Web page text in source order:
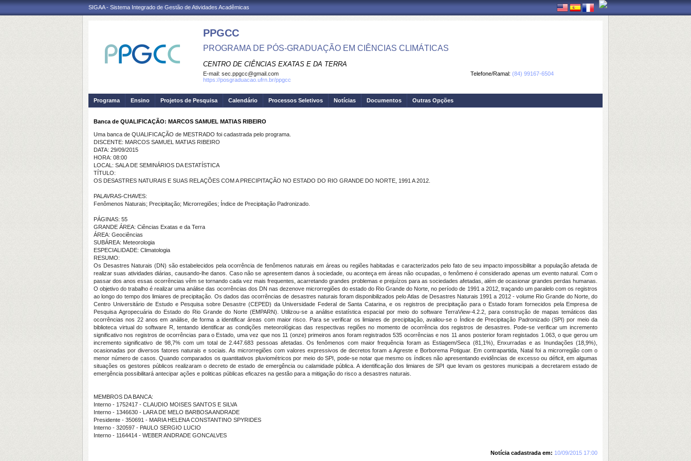
SIGAA - Sistema Integrado de Gestão de Atividades Acadêmicas
PPGCC
PROGRAMA DE PÓS-GRADUAÇÃO EM CIÊNCIAS CLIMÁTICAS
CENTRO DE CIÊNCIAS EXATAS E DA TERRA
Telefone/Ramal: (84) 99167-6504
E-mail: sec.ppgcc@gmail.com
https://posgraduacao.ufrn.br/ppgcc
Programa Ensino Projetos de Pesquisa Calendário Processos Seletivos Notícias Documentos Outras Opções
Banca de QUALIFICAÇÃO: MARCOS SAMUEL MATIAS RIBEIRO
Uma banca de QUALIFICAÇÃO de MESTRADO foi cadastrada pelo programa.
DISCENTE: MARCOS SAMUEL MATIAS RIBEIRO
DATA: 29/09/2015
HORA: 08:00
LOCAL: SALA DE SEMINÁRIOS DA ESTATÍSTICA
TÍTULO:
OS DESASTRES NATURAIS E SUAS RELAÇÕES COM A PRECIPITAÇÃO NO ESTADO DO RIO GRANDE DO NORTE, 1991 A 2012.
PALAVRAS-CHAVES:
Fenômenos Naturais; Precipitação; Microrregiões; Índice de Precipitação Padronizado.
PÁGINAS: 55
GRANDE ÁREA: Ciências Exatas e da Terra
ÁREA: Geociências
SUBÁREA: Meteorologia
ESPECIALIDADE: Climatologia
RESUMO:
Os Desastres Naturais (DN) são estabelecidos pela ocorrência de fenômenos naturais em áreas ou regiões habitadas e caracterizados pelo fato de seu impacto impossibilitar a população afetada de
realizar suas atividades diárias, causando-lhe danos. Caso não se apresentem danos à sociedade, ou aconteça em áreas não ocupadas, o fenômeno é considerado apenas um evento natural. Com o
passar dos anos essas ocorrências vêm se tornando cada vez mais frequentes, acarretando grandes problemas e prejuízos para as sociedades afetadas, além de ocasionar grandes perdas humanas.
O objetivo do trabalho é realizar uma análise das ocorrências dos DN nas dezenove microrregiões do estado do Rio Grande do Norte, no período de 1991 a 2012, traçando um paralelo com os registros
ao longo do tempo dos limiares de precipitação. Os dados das ocorrências de desastres naturais foram disponibilizados pelo Atlas de Desastres Naturais 1991 a 2012 - volume Rio Grande do Norte, do
Centro Universitário de Estudo e Pesquisa sobre Desastre (CEPED) da Universidade Federal de Santa Catarina, e os registros de precipitação para o Estado foram fornecidos pela Empresa de
Pesquisa Agropecuária do Estado do Rio Grande do Norte (EMPARN). Utilizou-se a análise estatística espacial por meio do software TerraView-4.2.2, para construção de mapas temáticos das
ocorrências nos 22 anos em análise, de forma a identificar áreas com maior risco. Para se verificar os limiares de precipitação, avaliou-se o Índice de Precipitação Padronizado (SPI) por meio da
biblioteca virtual do software R, tentando identificar as condições meteorológicas das respectivas regiões no momento de ocorrência dos registros de desastres. Pode-se verificar um incremento
significativo nos registros de ocorrências para o Estado, uma vez que nos 11 (onze) primeiros anos foram registrados 535 ocorrências e nos 11 anos posterior foram registados 1.063, o que gerou um
incremento significativo de 98,7% com um total de 2.447.683 pessoas afetadas. Os fenômenos com maior frequência foram as Estiagem/Seca (81,1%), Enxurradas e as Inundações (18,9%),
ocasionadas por diversos fatores naturais e sociais. As microrregiões com valores expressivos de decretos foram a Agreste e Borborema Potiguar. Em contrapartida, Natal foi a microrregião com o
menor número de casos. Quando comparados os quantitativos pluviométricos por meio do SPI, pode-se notar que mesmo os índices não apresentando evidências de excesso ou déficit, em algumas
situações os gestores públicos realizaram o decreto de estado de emergência ou calamidade pública. A identificação dos limiares de SPI que levam os gestores municipais a decretarem estado de
emergência possibilitará antecipar ações e politicas públicas eficazes na gestão para a mitigação do risco a desastres naturais.
MEMBROS DA BANCA:
Interno - 1752417 - CLAUDIO MOISES SANTOS E SILVA
Interno - 1346630 - LARA DE MELO BARBOSA ANDRADE
Presidente - 350691 - MARIA HELENA CONSTANTINO SPYRIDES
Interno - 320597 - PAULO SERGIO LUCIO
Interno - 1164414 - WEBER ANDRADE GONCALVES
Notícia cadastrada em: 10/09/2015 17:00